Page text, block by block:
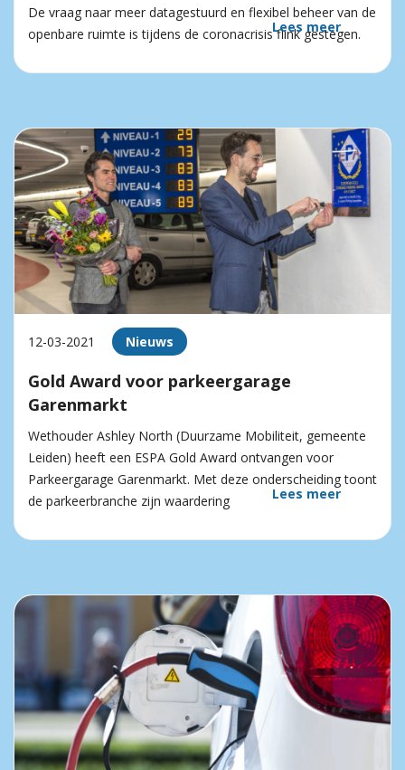
De vraag naar meer datagestuurd en flexibel beheer van de
openbare ruimte is tijdens de coronacrisis flink gestegen.
Lees meer
12-03-2021 Nieuws
Gold Award voor parkeergarage
Garenmarkt
Wethouder Ashley North (Duurzame Mobiliteit, gemeente
Leiden) heeft een ESPA Gold Award ontvangen voor
Parkeergarage Garenmarkt. Met deze onderscheiding toont
de parkeerbranche zijn waardering
Lees meer